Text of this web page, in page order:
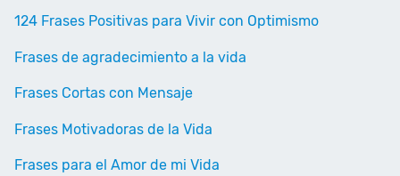
124 Frases Positivas para Vivir con Optimismo
Frases de agradecimiento a la vida
Frases Cortas con Mensaje
Frases Motivadoras de la Vida
Frases para el Amor de mi Vida